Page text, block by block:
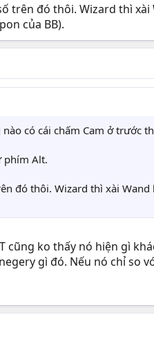
trên đó thôi. Wizard thì
của BB).
có cái chấm Cam ở trước
phím Alt.
đó thôi. Wizard thì xài
ko thấy nó hiện gì
gì đó. Nếu nó chỉ so